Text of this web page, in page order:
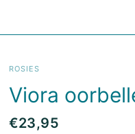
ROSIES
Viora
€23,95